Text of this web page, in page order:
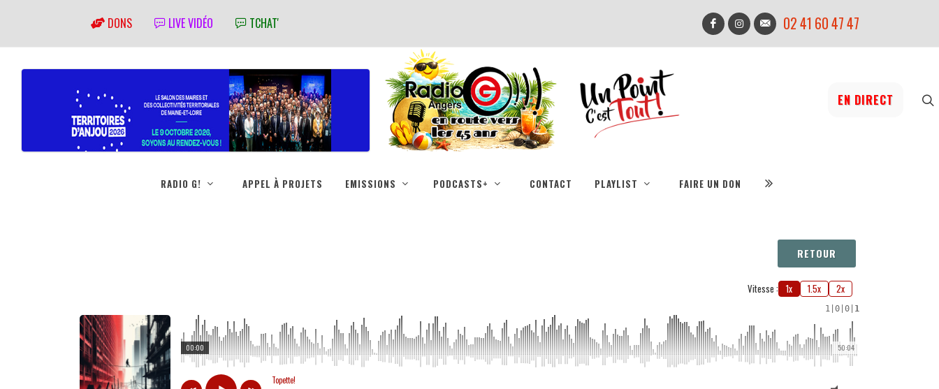
DONS LIVE VIDÉO TCHAT' 02 41 60 47 47
EN DIRECT
RADIO G! APPEL À PROJETS EMISSIONS PODCASTS+ CONTACT PLAYLIST FAIRE UN DON
RETOUR
Vitesse : 1x 1.5x 2x
1 0 0 1
50:04
00:00
Topette!